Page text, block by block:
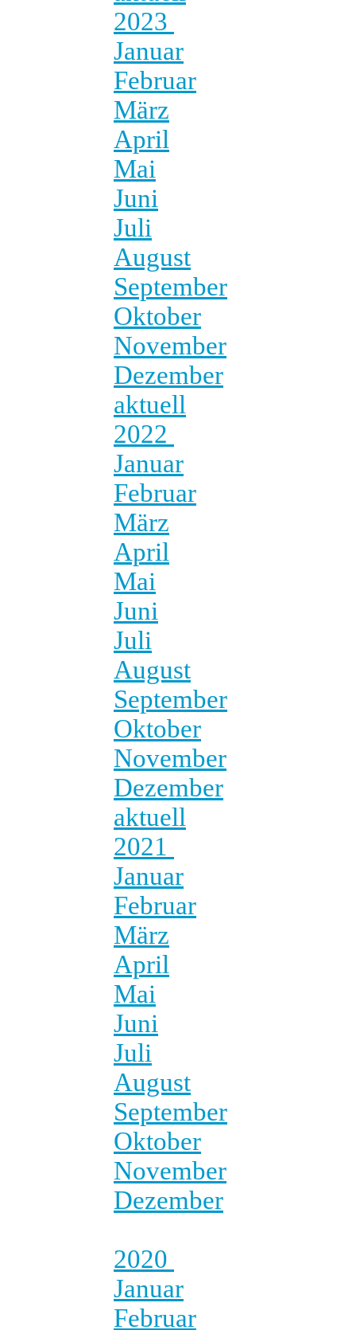
2023
Januar
Februar
März
April
Mai
Juni
Juli
August
September
Oktober
November
Dezember
aktuell
2022
Januar
Februar
März
April
Mai
Juni
Juli
August
September
Oktober
November
Dezember
aktuell
2021
Januar
Februar
März
April
Mai
Juni
Juli
August
September
Oktober
November
Dezember
2020
Januar
Februar